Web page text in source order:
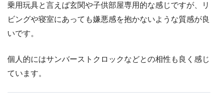
乗用玩具と言えば玄関や子供部屋専用的な感じですが、リ
ビングや寝室にあっても嫌悪感を抱かないような質感が良
いです。
個人的にはサンバーストクロックなどとの相性も良く感じ
ています。